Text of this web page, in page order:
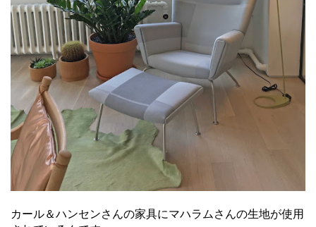
カール＆ハンセンさんの家具にマハラムさんの生地が使用